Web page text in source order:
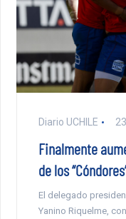
Diario UCHILE
Finalmente
de los
El delegado
Yanino Riquelme,